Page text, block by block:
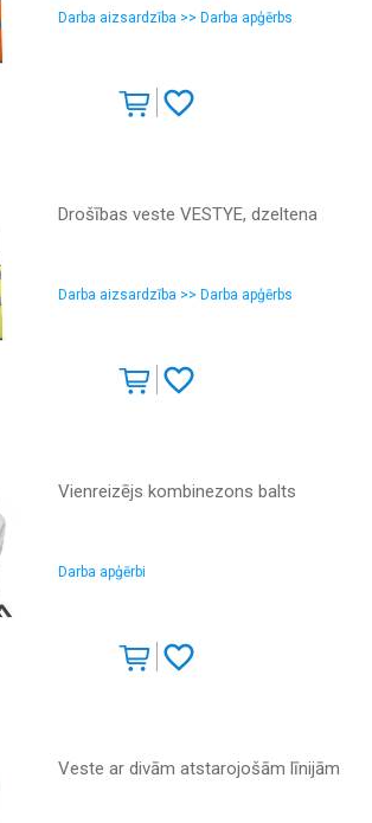
Darba aizsardzība >> Darba apģērbs
Drošības veste VESTYE, dzeltena
Darba aizsardzība >> Darba apģērbs
Vienreizējs kombinezons balts
Darba apģērbi
Veste ar divām atstarojošām līnijām